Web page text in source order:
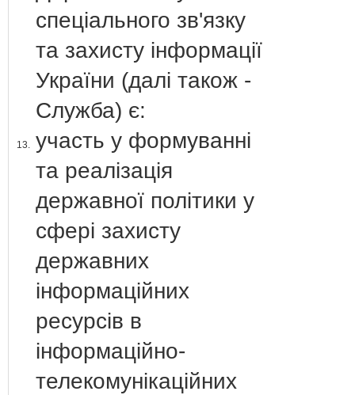
спеціального зв'язку
та захисту інформації
України (далі також -
Служба) є:
13. участь у формуванні
та реалізація
державної політики у
сфері захисту
державних
інформаційних
ресурсів в
інформаційно-
телекомунікаційних